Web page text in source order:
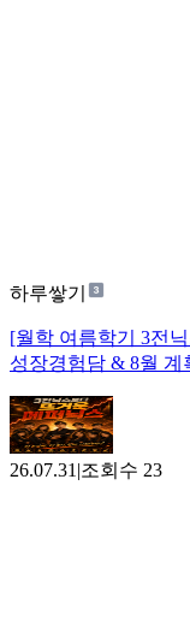
하루쌓기
[월학 여름학기 3전
성장경험담 & 8월 계
26.07.31 |조회수 23